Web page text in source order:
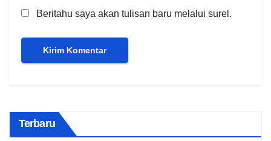
Beritahu saya akan tulisan baru melalui surel.
Terbaru